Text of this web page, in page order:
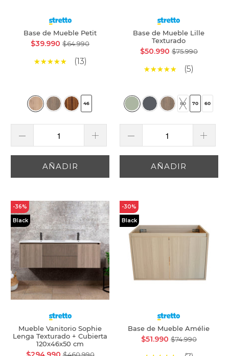
Base de Mueble Petit
$39.990$64.990
(13)
46
AÑADIR
Base de Mueble Lille
Texturado
$50.990 $75.990
(5)
80 70 60
AÑADIR
-36%
Black
Mueble Vanitorio Sophie
Lenga Texturado + Cubierta
120x46x50 cm
-30%
Black
Base de Mueble Amélie
$51.990 $74.990